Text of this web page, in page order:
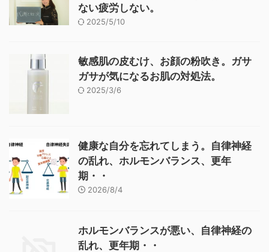
ない疲労しない。
2025/5/10
敏感肌の皮むけ、お顔の粉吹き。ガサ
ガサが気になるお肌の対処法。
2025/3/6
健康な自分を忘れてしまう。自律神経
の乱れ、ホルモンバランス、更年
期・・
2026/8/4
ホルモンバランスが悪い、自律神経の
乱れ、更年期・・